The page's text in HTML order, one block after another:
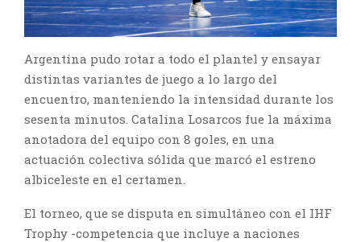
Argentina pudo rotar a todo el plantel y ensayar
distintas variantes de juego a lo largo del
encuentro, manteniendo la intensidad durante los
sesenta minutos. Catalina Losarcos fue la máxima
anotadora del equipo con 8 goles, en una
actuación colectiva sólida que marcó el estreno
albiceleste en el certamen.
El torneo, que se disputa en simultáneo con el IHF
Trophy -competencia que incluye a naciones